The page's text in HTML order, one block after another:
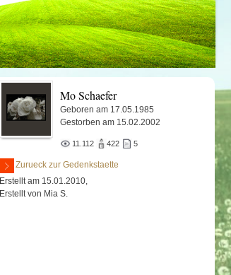
Mo Schaefer
Geboren am 17.05.1985
Gestorben am 15.02.2002
11.112 422 5
Zurueck zur Gedenkstaette
Erstellt am 15.01.2010,
Erstellt von Mia S.